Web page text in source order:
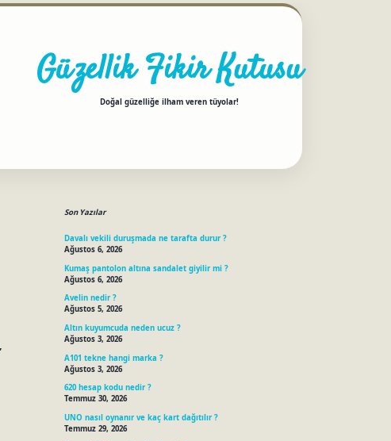
Güzellik Fikir Kutusu
Doğal güzelliğe ilham veren tüyolar!
Son Yazılar
Davalı vekili duruşmada ne tarafta durur ?
Ağustos 6, 2026
Kumaş pantolon altına sandalet giyilir mi ?
Ağustos 6, 2026
Avelin nedir ?
Ağustos 5, 2026
Altın kuyumcuda neden ucuz ?
Ağustos 3, 2026
A101 tekne hangi marka ?
Ağustos 3, 2026
620 hesap kodu nedir ?
Temmuz 30, 2026
UNO nasıl oynanır ve kaç kart dağıtılır ?
Temmuz 29, 2026